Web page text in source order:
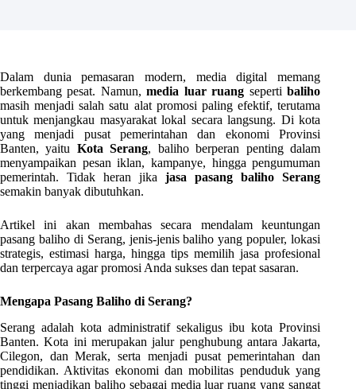
Dalam dunia pemasaran modern, media digital memang
berkembang pesat. Namun,media luar ruang sepertibaliho
masih menjadi salah satu alat promosi paling efektif, terutama
untuk menjangkau masyarakat lokal secara langsung. Di kota
yang menjadi pusat pemerintahan dan ekonomi Provinsi
Banten, yaitu Kota Serang, baliho berperan penting dalam
menyampaikan pesan iklan, kampanye, hingga pengumuman
pemerintah. Tidak heran jikajasa pasang baliho Serang
semakin banyak dibutuhkan.
Artikel ini akan membahas secara mendalam keuntungan
pasang baliho di Serang, jenis-jenis baliho yang populer, lokasi
strategis, estimasi harga, hingga tips memilih jasa profesional
dan terpercaya agar promosi Anda sukses dan tepat sasaran.
Mengapa Pasang Baliho di Serang?
Serang adalah kota administratif sekaligus ibu kota Provinsi
Banten. Kota ini merupakan jalur penghubung antara Jakarta,
Cilegon, dan Merak, serta menjadi pusat pemerintahan dan
pendidikan. Aktivitas ekonomi dan mobilitas penduduk yang
tinggi menjadikan baliho sebagai media luar ruang yang sangat